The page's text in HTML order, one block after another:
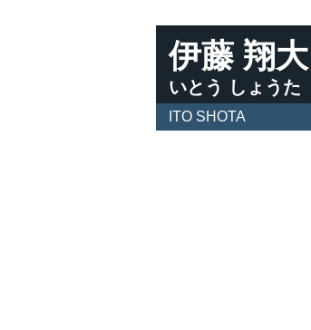
伊藤 翔大
いとう しょうた
ITO SHOTA